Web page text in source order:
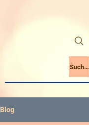
Suchen
Blog